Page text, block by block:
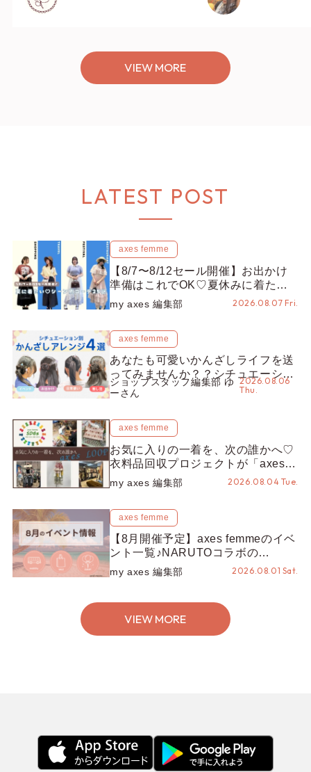
VIEW MORE
LATEST POST
axes femme
【8/7〜8/12セール開催】お出かけ
準備はこれでOK♡夏休みに着たい
コーデ25選をシーン別に徹底解説！
my axes 編集部 2026.08.07 Fri.
axes femme
あなたも可愛いかんざしライフを送
ってみませんか？？シチュエーショ
ン別“かんざし”のオススメ【ショッ
プスタッフ編集部】
ショップスタッフ編集部 ゆ
ーさん
2026.08.06
Thu.
axes femme
お気に入りの一着を、次の誰かへ♡
衣料品回収プロジェクトが「axes
LOOP」にアップデート！活用する
とポイントが手に入る◎
my axes 編集部 2026.08.04 Tue.
axes femme
【8月開催予定】axes femmeのイベ
ント一覧♪NARUTOコラボの
REZEN POPUPから、プチYour
Stage.、ティーパーティまで！8月
my axes 編集部 2026.08.01 Sat.
VIEW MORE